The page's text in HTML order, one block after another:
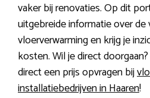
vaker bij renovaties. Op dit
uitgebreide informatie over
vloerverwarming en krijg je
kosten. Wil je direct
direct een prijs opvragen bij
installatiebedrijven in Haaren!